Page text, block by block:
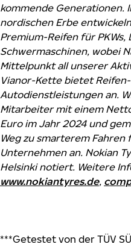
kommende Generationen.
nordischen Erbe
Premium-Reifen für PKWs,
Schwermaschinen, wobei
Mittelpunkt all unserer
Vianor-Kette bietet
Autodienstleistungen an.
Mitarbeiter mit einem
Euro im Jahr 2024 und
Weg zu smarterem Fahren
Unternehmen an. Nokian
Helsinki notiert. Weitere
www.nokiantyres.de,
***Getestet von der TÜV